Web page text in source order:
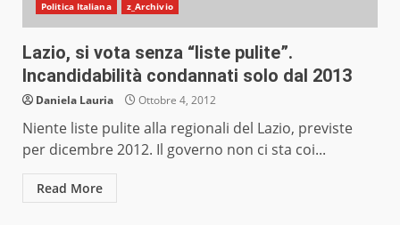
Politica Italiana z_Archivio
Lazio, si vota senza “liste pulite”.
Incandidabilità condannati solo dal 2013
Daniela Lauria Ottobre 4, 2012
Niente liste pulite alla regionali del Lazio, previste
per dicembre 2012. Il governo non ci sta coi...
Read More